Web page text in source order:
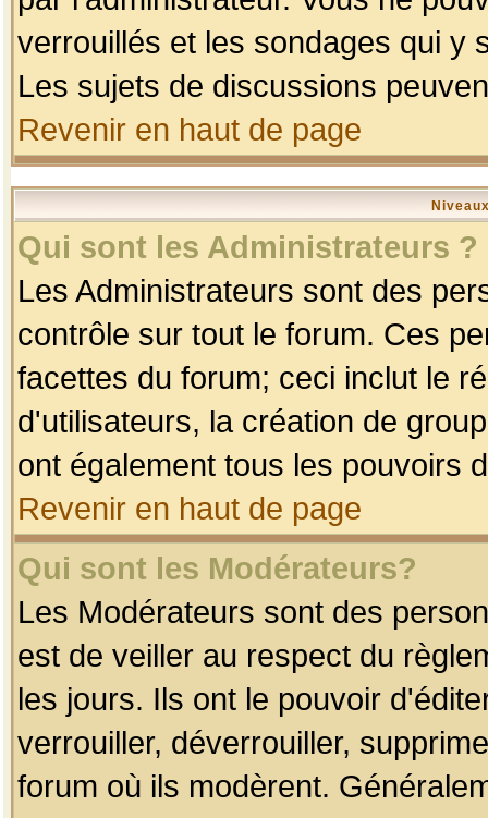
verrouillés et les sondages qui y
Les sujets de discussions
Revenir en haut de page
Qui sont les Administrateurs ?
Les Administrateurs sont des
contrôle sur tout le forum. Ces
facettes du forum; ceci inclut le
d'utilisateurs, la création de
ont également tous les pouvoirs
Revenir en haut de page
Qui sont les Modérateurs?
Les Modérateurs sont des
est de veiller au respect du
les jours. Ils ont le pouvoir
verrouiller, déverrouiller,
forum où ils modèrent.